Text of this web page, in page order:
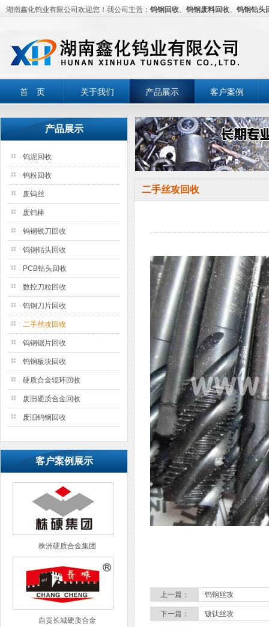
湖南鑫化钨业有限公司欢迎您！我公司主营： 钨钢回收、 钨钢废料回收、 钨钢钻头
首 页 关于我们 产品展示 客户案例
产品展示
钨泥回收
钨粉回收
废钨丝
废钨棒
钨钢铣刀回收
钨钢钻头回收
PCB钻头回收
数控刀粒回收
钨钢刀片回收
二手丝攻回收
钨钢锯片回收
钨钢板块回收
硬质合金辊环回收
废旧硬质合金回收
废旧钨钢回收
客户案例展示
株洲硬质合金集团
自贡长城硬质合金
二手丝攻回收
上一篇： 钨钢丝攻
下一篇： 镀钛丝攻